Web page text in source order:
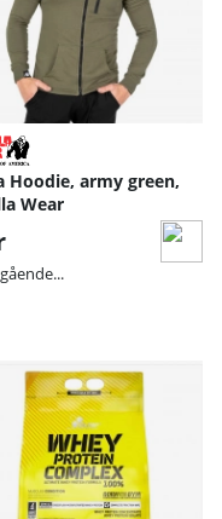
Hoodie, army green,
Wear